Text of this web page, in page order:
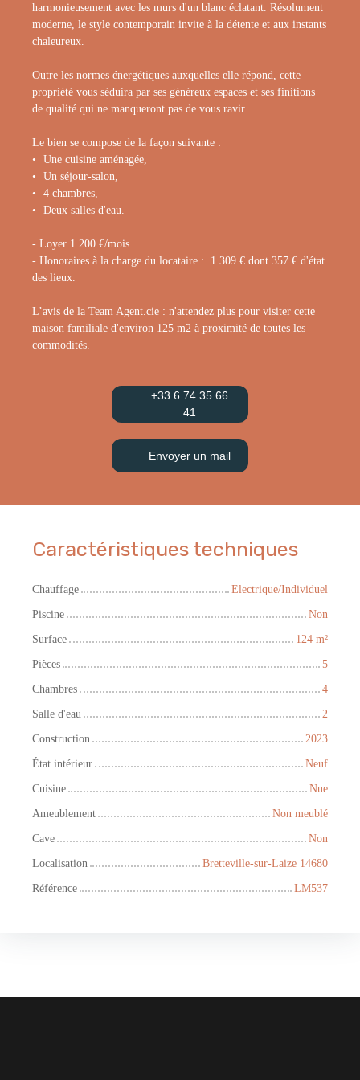
harmonieusement avec les murs d'un blanc éclatant. Résolument
moderne, le style contemporain invite à la détente et aux instants
chaleureux.
Outre les normes énergétiques auxquelles elle répond, cette
propriété vous séduira par ses généreux espaces et ses finitions
de qualité qui ne manqueront pas de vous ravir.
Le bien se compose de la façon suivante :
­­Une cuisine aménagée,
Un séjour-salon,
4 chambres,
Deux salles d'eau.
- Loyer 1 200 €/mois.
- Honoraires à la charge du locataire : 1 309 € dont 357 € d'état
des lieux.
L’avis de la Team Agent.cie : n'attendez plus pour visiter cette
maison familiale d'environ 125 m2 à proximité de toutes les
commodités.
+33 6 74 35 66
41
Envoyer un mail
Caractéristiques techniques
Chauffage
Electrique/Individuel
Piscine
Non
Surface
124 m²
Pièces
5
Chambres
4
Salle d'eau
2
Construction
2023
État intérieur
Neuf
Cuisine
Nue
Ameublement
Non meublé
Cave
Non
Localisation
Bretteville-sur-Laize 14680
Référence
LM537